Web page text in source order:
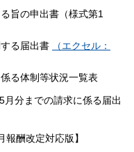
旨の申出書（様式第1
る届出書
（エクセル：
る体制等状況一覧表
5月分までの請求に係る届出
報酬改定対応版】